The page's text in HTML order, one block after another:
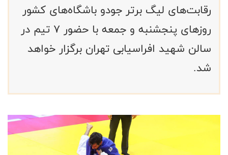
رقابت‌های لیگ برتر جودو باشگاه‌های کشور
روزهای پنجشنبه و جمعه با حضور ۷ تیم در
سالن شهید افراسیابی تهران برگزار خواهد
شد.